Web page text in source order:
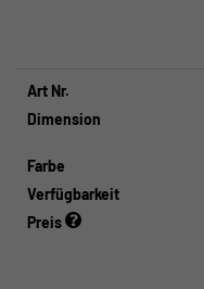
Art Nr.
Dimension
Farbe
Verfügbarkeit
Preis